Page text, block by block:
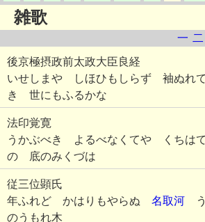
雑歌
一 二
後京極摂政前太政大臣良経
いせしまや しほひもしらず 袖ぬれ
き 世にもふるかな
法印覚寛
うかぶべき よるべなくてや くちは
の 底のみくづは
従三位顕氏
年ふれど かはりもやらぬ 名取河
のうもれ木